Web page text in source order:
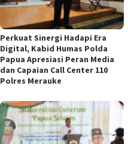
Perkuat Sinergi Hadapi Era
Digital, Kabid Humas Polda
Papua Apresiasi Peran Media
dan Capaian Call Center 110
Polres Merauke